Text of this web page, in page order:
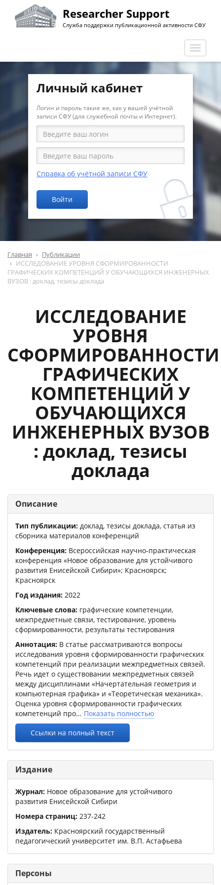
Перейти
основному
Researcher Support
Служба поддержки публикационной активности СФУ
Личный кабинет
Логин и пароль такие же, как у вашей учётной
записи СФУ (для служебной почты и Интернет).
Справка об учётной записи СФУ
Войти
Главная
Публикации
ИССЛЕДОВАНИЕ УРОВНЯ СФОРМИРОВАННОСТИ
ГРАФИЧЕСКИХ КОМПЕТЕНЦИЙ У ОБУЧАЮЩИХСЯ ИНЖЕНЕРНЫХ
ВУЗОВ : доклад, тезисы доклада
ИССЛЕДОВАНИЕ
УРОВНЯ
СФОРМИРОВАННОСТИ
ГРАФИЧЕСКИХ
КОМПЕТЕНЦИЙ У
ОБУЧАЮЩИХСЯ
ИНЖЕНЕРНЫХ ВУЗОВ
: доклад, тезисы
доклада
Описание
Тип публикации: доклад, тезисы доклада, статья из
сборника материалов конференций
Конференция: Всероссийская научно-практическая
конференция «Новое образование для устойчивого
развития Енисейской Сибири»; Красноярск;
Красноярск
Год издания: 2022
Ключевые слова: графические компетенции,
межпредметные связи, тестирование, уровень
сформированности, результаты тестирования
Аннотация: В статье рассматриваются вопросы
исследования уровня сформированности графических
компетенций при реализации межпредметных связей.
Речь идет о существовании межпредметных связей
между дисциплинами «Начертательная геометрия и
компьютерная графика» и «Теоретическая механика».
Оценка уровня сформированности графических
компетенций про
Показать полностью
Ссылки на полный текст
Издание
Журнал: Новое образование для устойчивого
развития Енисейской Сибири
Номера страниц: 237-242
Издатель: Красноярский государственный
педагогический университет им. В.П. Астафьева
Персоны